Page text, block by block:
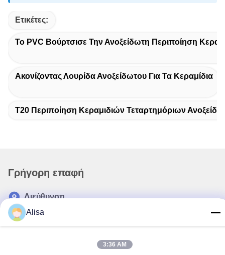
Ετικέτες:
Το PVC Βούρτσισε Την Ανοξείδωτη Περιποίηση
Ακονίζοντας Λουρίδα Ανοξείδωτου Για Τα Κεραμίδια
T20 Περιποίηση Κεραμιδιών Τεταρτημόριων
Γρήγορη επαφή
Διεύθυνση
Διεύθυνση γραφείων εξαγωγής: Δωμάτιο 1919, πάτωμα 19,
Alisa
3:36 AM